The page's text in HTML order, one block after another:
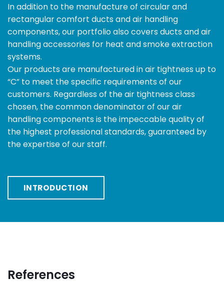
In addition to the manufacture of circular and
rectangular comfort ducts and air handling
components, our portfolio also covers ducts and air
handling accessories for heat and smoke extraction
systems.
Our products are manufactured in air tightness up to
“C” to meet the specific requirements of our
customers. Regardless of the air tightness class
chosen, the common denominator of our air
handling components is the impeccable quality of
the highest professional standards, guaranteed by
the expertise of our staff.
INTRODUCTION
References